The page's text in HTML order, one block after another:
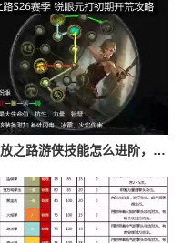
流放之路游侠技能怎么进阶，流放之路游侠技能怎么进阶的